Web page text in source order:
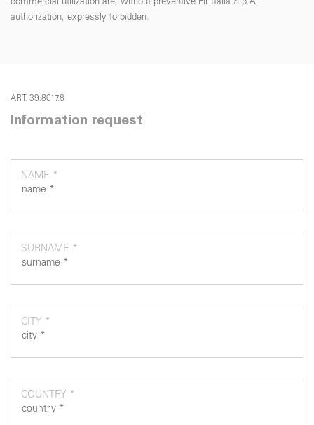
authorization, expressly forbidden.
ART. 39.8017.8
Information request
NAME *
SURNAME *
CITY *
COUNTRY *